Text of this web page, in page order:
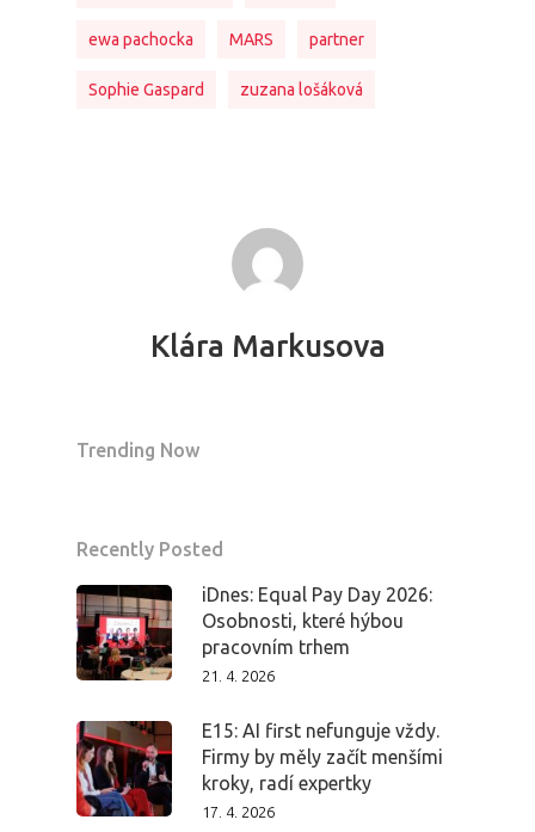
ewa pachocka MARS partner
Sophie Gaspard zuzana lošáková
Klára Markusova
Trending Now
Recently Posted
iDnes: Equal Pay Day 2026:
Osobnosti, které hýbou
pracovním trhem
21. 4. 2026
E15: AI first nefunguje vždy.
Firmy by měly začít menšími
kroky, radí expertky
17. 4. 2026